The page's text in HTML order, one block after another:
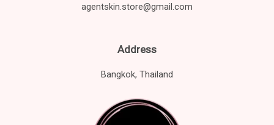
agentskin.store@gmail.com
Address
Bangkok, Thailand